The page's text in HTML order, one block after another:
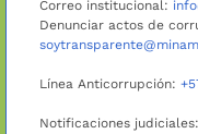
Correo institucional:
Denunciar actos de
Línea Anticorrupción:
Notificaciones judiciales: